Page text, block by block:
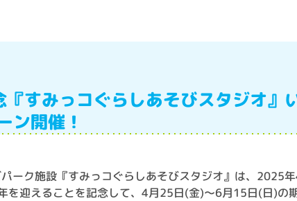
すみっコぐらしあそびスタジオ』
ン開催！
ーク施設『すみっコぐらしあそびスタジオ』は、2025
を迎えることを記念して、4月25日(金)～6月15日(日)の